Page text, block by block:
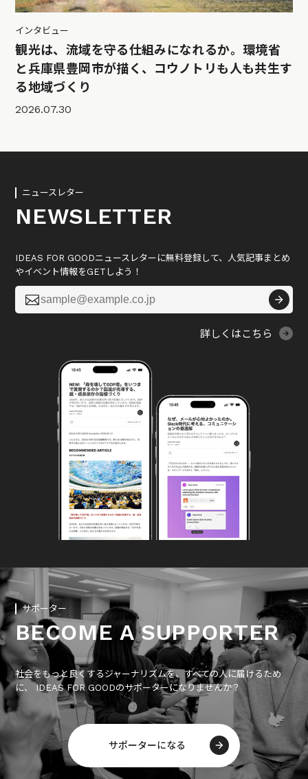
インタビュー
観光は、流域を守る仕組みになれるか。環境省
と兵庫県豊岡市が描く、コウノトリも人も共生す
る地域づくり
2026.07.30
ニュースレター
NEWSLETTER
IDEAS FOR GOODニュースレターに無料登録して、人気記事まとめ
やイベント情報をGETしよう！

詳しくはこちら
サポーター
BECOME A SUPPORTER
社会をもっと良くするジャーナリズムを、すべての人に届けるため
に、 IDEAS FOR GOODのサポーターになりませんか？
サポーターになる